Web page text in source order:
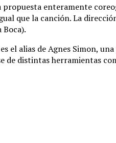
enteramente
que la canción. La
Boca).
es el alias de Agnes Simon,
de distintas herramientas